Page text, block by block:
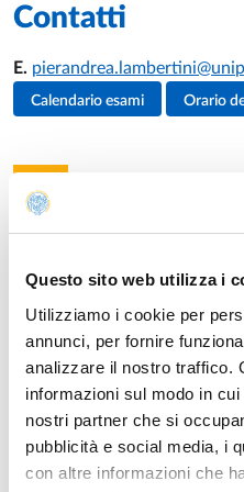
Questo sito web utilizza i
Utilizziamo i cookie per
annunci, per fornire
analizzare il nostro traffico.
informazioni sul modo in
nostri partner che si
pubblicità e social media, i
con altre informazioni che
Contatti
E.
Attività del
Calendario esami Orario
Insegnamenti
Anno accademico di
FONDAMENTI DI MISURE
Laurea in TECNICHE
ALLA PROFESSIONE SANITARIA
Modulo di
AUDIOPROTESI II
INTELLIGENZA ARTIFICIALE